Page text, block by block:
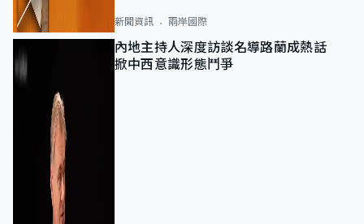
新聞資訊 兩岸國際
內地主持人深度訪談名導路蘭成熱話
掀中西意識形態鬥爭